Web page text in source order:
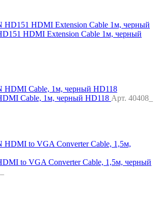
HDMI Extension Cable 1м, черный
Cable, 1м, черный HD118 Арт. 40408_
to VGA Converter Cable, 1,5м, черный